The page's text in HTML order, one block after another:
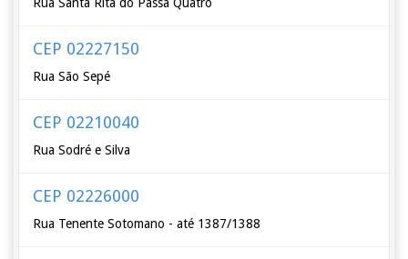
CEP 02227150
Rua São Sepé
CEP 02210040
Rua Sodré e Silva
CEP 02226000
Rua Tenente Sotomano - até 1387/1388